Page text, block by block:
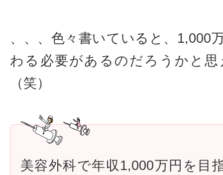
、、、色々書いていると、1,000
わる必要があるのだろうかと
（笑）
美容外科で年収1,000万円を目